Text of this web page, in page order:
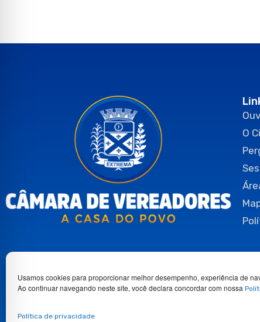
Usamos cookies para proporcionar melhor desempenho, experiência de
Ao continuar navegando neste site, você declara concordar com nossa
Política de privacidade
O
Copyright 2026© Todos os direitos reservados.